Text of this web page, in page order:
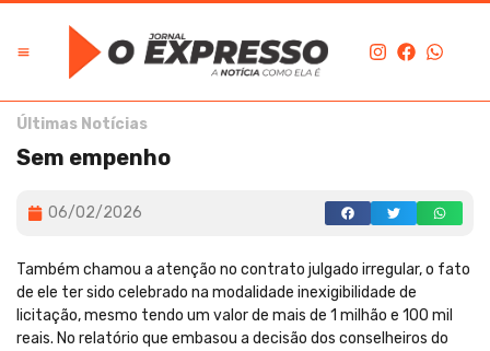
Últimas Notícias
Sem empenho
06/02/2026
Também chamou a atenção no contrato julgado irregular, o fato
de ele ter sido celebrado na modalidade inexigibilidade de
licitação, mesmo tendo um valor de mais de 1 milhão e 100 mil
reais. No relatório que embasou a decisão dos conselheiros do